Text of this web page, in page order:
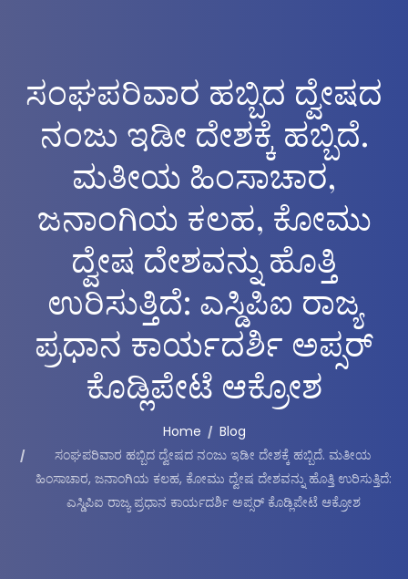
ಸಂಘಪರಿವಾರ ಹಬ್ಬಿದ ದ್ವೇಷದ
ನಂಜು ಇಡೀ ದೇಶಕ್ಕೆ ಹಬ್ಬಿದೆ.
ಮತೀಯ ಹಿಂಸಾಚಾರ,
ಜನಾಂಗಿಯ ಕಲಹ, ಕೋಮು
ದ್ವೇಷ ದೇಶವನ್ನು ಹೊತ್ತಿ
ಉರಿಸುತ್ತಿದೆ: ಎಸ್ಡಿಪಿಐ ರಾಜ್ಯ
ಪ್ರಧಾನ ಕಾರ್ಯದರ್ಶಿ ಅಪ್ಸರ್
ಕೊಡ್ಲಿಪೇಟೆ ಆಕ್ರೋಶ
Home
Blog
ಸಂಘಪರಿವಾರ ಹಬ್ಬಿದ ದ್ವೇಷದ ನಂಜು ಇಡೀ ದೇಶಕ್ಕೆ ಹಬ್ಬಿದೆ. ಮತೀಯ
ಹಿಂಸಾಚಾರ, ಜನಾಂಗಿಯ ಕಲಹ, ಕೋಮು ದ್ವೇಷ ದೇಶವನ್ನು ಹೊತ್ತಿ ಉರಿಸುತ್ತಿದೆ:
ಎಸ್ಡಿಪಿಐ ರಾಜ್ಯ ಪ್ರಧಾನ ಕಾರ್ಯದರ್ಶಿ ಅಪ್ಸರ್ ಕೊಡ್ಲಿಪೇಟೆ ಆಕ್ರೋಶ